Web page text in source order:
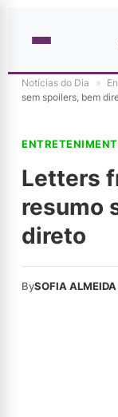
Notícias do Dia »
sem spoilers, bem
Letters
resumo
direto
BySOFIA ALMEIDA